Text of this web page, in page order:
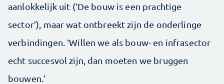
aanlokkelijk uit (‘De bouw is een prachtige
sector’), maar wat ontbreekt zijn de onderlinge
verbindingen. ‘Willen we als bouw- en infrasector
echt succesvol zijn, dan moeten we bruggen
bouwen.’